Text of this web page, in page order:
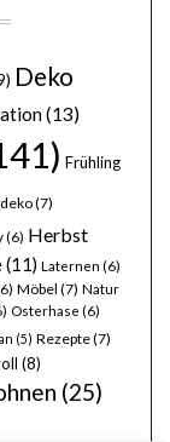
Deko
(13)
Frühling
(7)
(6) Herbst
(11) Laternen (6)
Möbel (7) Natur
Osterhase (6)
(5) Rezepte(7)
(8)
(25)